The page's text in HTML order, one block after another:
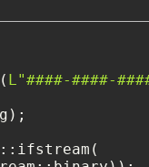
L"####-####-